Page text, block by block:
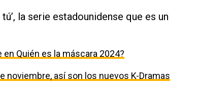
la serie estadounidense que es un
Quién es la máscara 2024?
noviembre, así son los nuevos K-Dramas